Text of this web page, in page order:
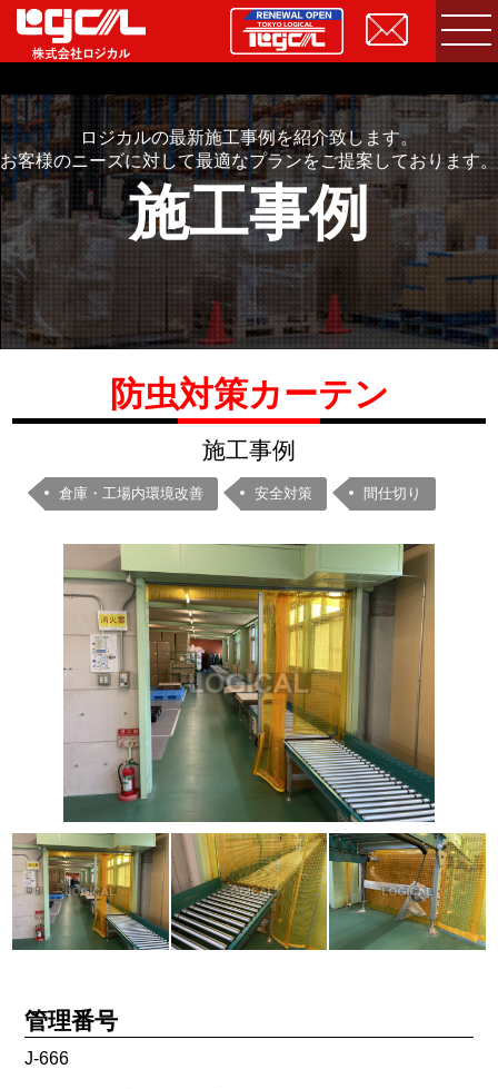
ロジカルの最新施工事例を紹介致します。
お客様のニーズに対して最適なプランをご提案しております。
施工事例
防虫対策カーテン
施工事例
倉庫・工場内環境改善 安全対策 間仕切り
管理番号
J-666